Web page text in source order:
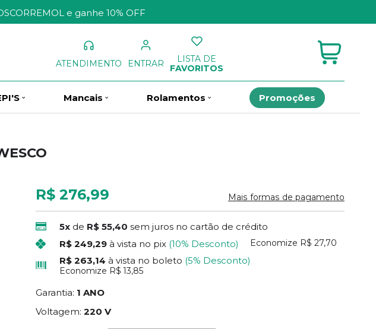
e ganhe 10% OFF
ATENDIMENTO ENTRAR
LISTA DE
FAVORITOS
Mancais Rolamentos Promoções
R$ 276,99 Mais formas de pagamento
5x de R$ 55,40 sem juros no cartão de crédito
R$ 249,29 à vista no pix (10% Desconto) Economize R$ 27,70
R$ 263,14 à vista no boleto (5% Desconto)
Economize R$ 13,85
Garantia: 1 ANO
Voltagem:220 V